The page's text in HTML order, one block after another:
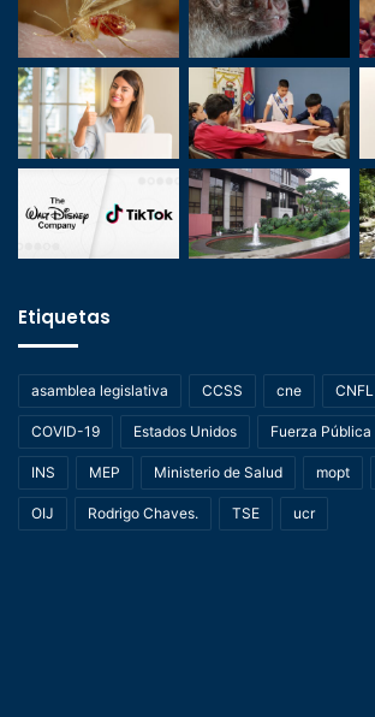
Etiquetas
asamblea legislativa CCSS cne CNFL
COVID-19 Estados Unidos Fuerza Pública
INS MEP Ministerio de Salud mopt
OIJ Rodrigo Chaves. TSE ucr